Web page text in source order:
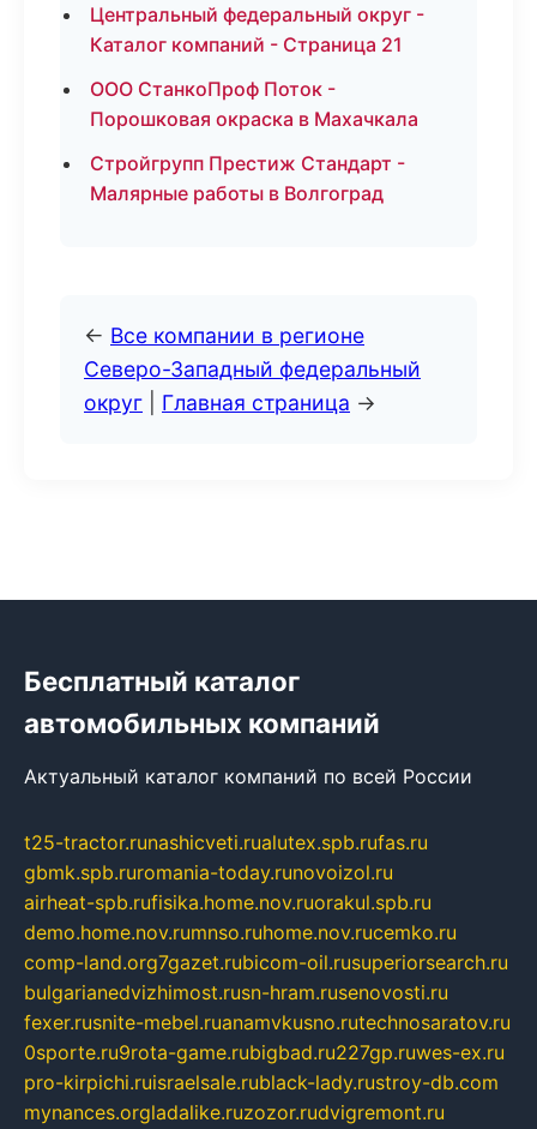
Центральный федеральный округ -
Каталог компаний - Страница 21
ООО СтанкоПроф Поток -
Порошковая окраска в Махачкала
Стройгрупп Престиж Стандарт -
Малярные работы в Волгоград
← Все компании в регионе
Северо-Западный федеральный
округ
Главная страница →
Бесплатный каталог
автомобильных компаний
Актуальный каталог компаний по всей России
t25-tractor.runashicveti.rualutex.spb.rufas.ru
gbmk.spb.ruromania-today.runovoizol.ru
airheat-spb.rufisika.home.nov.ruorakul.spb.ru
demo.home.nov.rumnso.ruhome.nov.rucemko.ru
comp-land.org7gazet.rubicom-oil.rusuperiorsearch.ru
bulgarianedvizhimost.rusn-hram.rusenovosti.ru
fexer.rusnite-mebel.ruanamvkusno.rutechnosaratov.ru
0sporte.ru9rota-game.rubigbad.ru227gp.ruwes-ex.ru
pro-kirpichi.ruisraelsale.rublack-lady.rustroy-db.com
mynances.orgladalike.ruzozor.rudvigremont.ru